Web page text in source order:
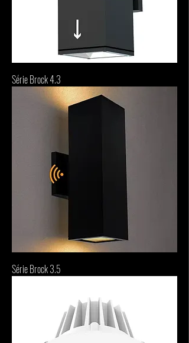
Série Brock 4.3
Série Brock 3.5